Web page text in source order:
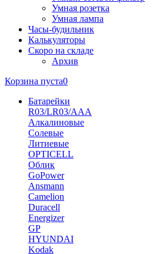
Умная розетка
Умная лампа
Часы-будильник
Калькуляторы
Скоро на складе
Архив
Корзина пуста0
Батарейки
R03/LR03/AAA
Алкалиновые
Солевые
Литиевые
OPTICELL
Облик
GoPower
Ansmann
Camelion
Duracell
Energizer
GP
HYUNDAI
Kodak